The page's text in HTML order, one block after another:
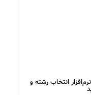
انتخاب رشته و